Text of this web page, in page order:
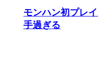
モンハン初プレ
手過ぎる